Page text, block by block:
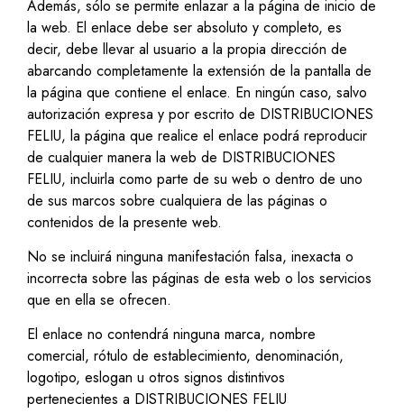
Además, sólo se permite enlazar a la página de inicio de
la web. El enlace debe ser absoluto y completo, es
decir, debe llevar al usuario a la propia dirección de
abarcando completamente la extensión de la pantalla de
la página que contiene el enlace. En ningún caso, salvo
autorización expresa y por escrito de DISTRIBUCIONES
FELIU, la página que realice el enlace podrá reproducir
de cualquier manera la web de DISTRIBUCIONES
FELIU, incluirla como parte de su web o dentro de uno
de sus marcos sobre cualquiera de las páginas o
contenidos de la presente web.
No se incluirá ninguna manifestación falsa, inexacta o
incorrecta sobre las páginas de esta web o los servicios
que en ella se ofrecen.
El enlace no contendrá ninguna marca, nombre
comercial, rótulo de establecimiento, denominación,
logotipo, eslogan u otros signos distintivos
pertenecientes a DISTRIBUCIONES FELIU